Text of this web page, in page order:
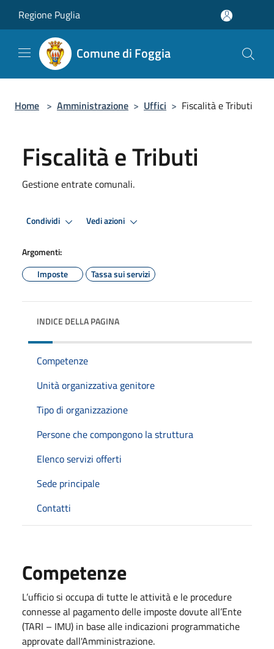
Regione Puglia
Comune di Foggia
Home > Amministrazione > Uffici > Fiscalità e Tributi
Fiscalità e Tributi
Gestione entrate comunali.
Condividi Vedi azioni
Argomenti:
Imposte
Tassa sui servizi
INDICE DELLA PAGINA
Competenze
Unità organizzativa genitore
Tipo di organizzazione
Persone che compongono la struttura
Elenco servizi offerti
Sede principale
Contatti
Competenze
L’ufficio si occupa di tutte le attività e le procedure
connesse al pagamento delle imposte dovute all’Ente
(TARI – IMU) in base alle indicazioni programmatiche
approvate dall'Amministrazione.